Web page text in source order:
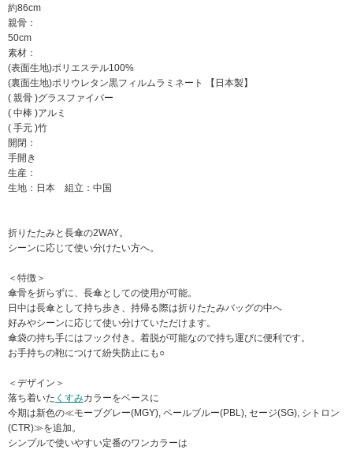
約86cm
親骨：
50cm
素材：
(表面生地)ポリエステル100%
(裏面生地)ポリウレタン黒フィルムラミネート 【日本製】
( 親骨 )グラスファイバー
( 中棒 )アルミ
( 手元 )竹
開閉：
手開き
生産：
生地：日本 組立：中国
折りたたみと長傘の2WAY。
シーンに応じて使い分けたい方へ。
＜特徴＞
傘骨を折らずに、長傘としての使用が可能。
日中は長傘として持ち歩き、持帰る際は折りたたみバッグの中へ
好みやシーンに応じて使い分けていただけます。
傘袋の持ち手にはフック付き。着脱が可能なので持ち運びに便利です。
お手持ちの鞄につけて紛失防止にも○
＜デザイン＞
落ち着いた くすみカラーをベースに
今期は新色の≪モーブグレー(MGY), ペールブルー(PBL), セージ(SG), シトロン
(CTR)≫を追加。
シンプルで使いやすい定番のワンカラーは